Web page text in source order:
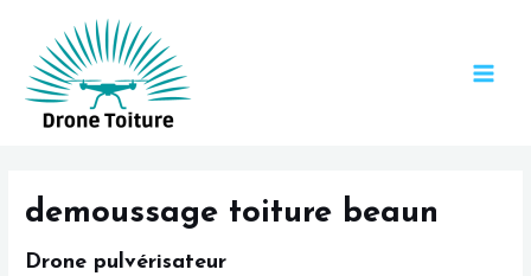
contenu
demoussage toiture beaun
Drone pulvérisateur